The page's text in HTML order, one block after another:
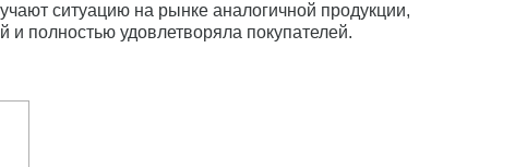
ситуацию на рынке аналогичной продукции,
полностью удовлетворяла покупателей.